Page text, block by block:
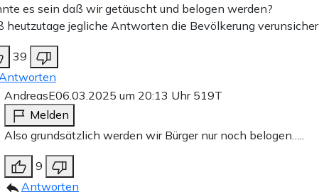
es sein daß wir getäuscht und belogen werden?
heutzutage jegliche Antworten die Bevölkerung
39
AndreasE06.03.2025 um 20:13 Uhr 519T
Melden
Also grundsätzlich werden wir Bürger nur noch belogen…..
9
Antworten